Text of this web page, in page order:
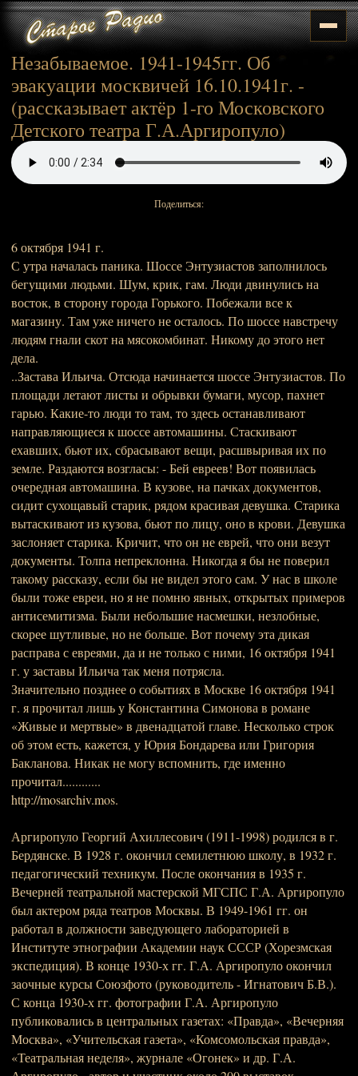
Незабываемое. 1941-1945гг. Об
эвакуации москвичей 16.10.1941г. -
(рассказывает актёр 1-го Московского
Детского театра Г.А.Аргиропуло)
Поделиться:
6 октября 1941 г.
С утра началась паника. Шоссе Энтузиастов заполнилось
бегущими людьми. Шум, крик, гам. Люди двинулись на
восток, в сторону города Горького. Побежали все к
магазину. Там уже ничего не осталось. По шоссе навстречу
людям гнали скот на мясокомбинат. Никому до этого нет
дела.
..Застава Ильича. Отсюда начинается шоссе Энтузиастов. По
площади летают листы и обрывки бумаги, мусор, пахнет
гарью. Какие-то люди то там, то здесь останавливают
направляющиеся к шоссе автомашины. Стаскивают
ехавших, бьют их, сбрасывают вещи, расшвыривая их по
земле. Раздаются возгласы: - Бей евреев! Вот появилась
очередная автомашина. В кузове, на пачках документов,
сидит сухощавый старик, рядом красивая девушка. Старика
вытаскивают из кузова, бьют по лицу, оно в крови. Девушка
заслоняет старика. Кричит, что он не еврей, что они везут
документы. Толпа непреклонна. Никогда я бы не поверил
такому рассказу, если бы не видел этого сам. У нас в школе
были тоже евреи, но я не помню явных, открытых примеров
антисемитизма. Были небольшие насмешки, незлобные,
скорее шутливые, но не больше. Вот почему эта дикая
расправа с евреями, да и не только с ними, 16 октября 1941
г. у заставы Ильича так меня потрясла.
Значительно позднее о событиях в Москве 16 октября 1941
г. я прочитал лишь у Константина Симонова в романе
«Живые и мертвые» в двенадцатой главе. Несколько строк
об этом есть, кажется, у Юрия Бондарева или Григория
Бакланова. Никак не могу вспомнить, где именно
прочитал............
http://mosarchiv.mos.
Аргиропуло Георгий Ахиллесович (1911-1998) родился в г.
Бердянске. В 1928 г. окончил семилетнюю школу, в 1932 г.
педагогический техникум. После окончания в 1935 г.
Вечерней театральной мастерской МГСПС Г.А. Аргиропуло
был актером ряда театров Москвы. В 1949-1961 гг. он
работал в должности заведующего лабораторией в
Институте этнографии Академии наук СССР (Хорезмская
экспедиция). В конце 1930-х гг. Г.А. Аргиропуло окончил
заочные курсы Союзфото (руководитель - Игнатович Б.В.).
С конца 1930-х гг. фотографии Г.А. Аргиропуло
публиковались в центральных газетах: «Правда», «Вечерняя
Москва», «Учительская газета», «Комсомольская правда»,
«Театральная неделя», журнале «Огонек» и др. Г.А.